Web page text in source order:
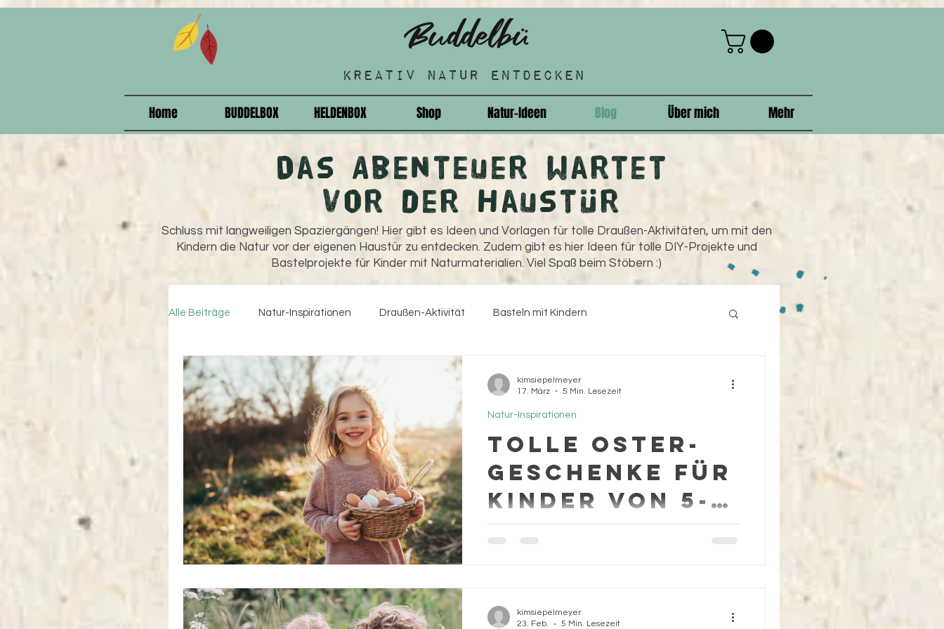
Home BUDDELBOX HELDENBOX Shop Natur-Ideen Blog Über mich Mehr
Das Abenteuer wartet
vor der Haustür
Schluss mit langweiligen Spaziergängen! Hier gibt es Ideen und Vorlagen für tolle Draußen-Aktivitäten, um mit den
Kindern die Natur vor der eigenen Haustür zu entdecken. Zudem gibt es hier Ideen für tolle DIY-Projekte und
Bastelprojekte für Kinder mit Naturmaterialien. Viel Spaß beim Stöbern :)
Alle Beiträge Natur-Inspirationen Draußen-Aktivität Basteln mit Kindern
Weihnachten mit Kindern
Schnitzeljagd Weihnachten Geschenkideen
Tolle Oster-
Geschenke für
Kinder von 5-9
Jahren
Natur-Inspirationen
kimsiepelmeyer
17. März
5 Min. Lesezeit
kimsiepelmeyer
23. Feb.
5 Min. Lesezeit